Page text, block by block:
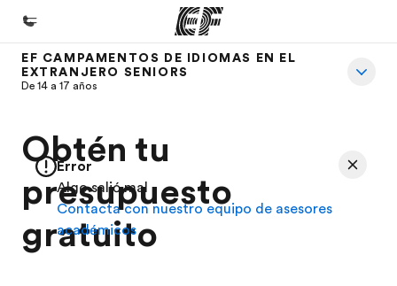
Inicio
Programas
Ver todo lo que hacemos
Oficinas
Encuentra una oficina
EF CAMPAMENTOS DE IDIOMAS EN EL
EXTRANJERO SENIORS
De 14 a 17 años
Obtén tu
presupuesto
gratuito
Error
Algo salió mal
Contacta con nuestro equipo de asesores
académicos